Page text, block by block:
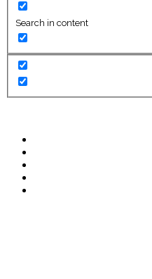
Search in content